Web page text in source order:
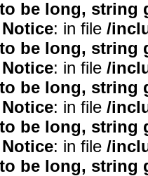
be long, string
: in file /
be long, string
: in file /
be long, string
: in file /
be long, string
: in file /
be long, string